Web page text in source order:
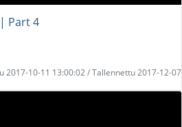
| Part 4
2017-10-11 13:00:02 / Tallennettu 2017-12-07